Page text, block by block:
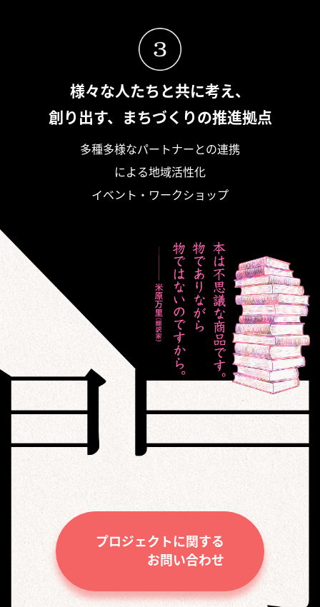
様々な人たちと共に考え、
創り出す、まちづくりの推進拠点
多種多様なパートナーとの連携
による地域活性化
イベント・ワークショップ
プロジェクトに関する
お問い合わせ